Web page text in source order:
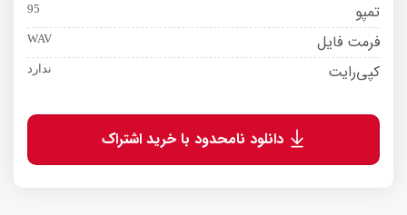
تمپو 95
فرمت فایل WAV
کپی‌رایت ندارد
دانلود نامحدود با خرید اشتراک